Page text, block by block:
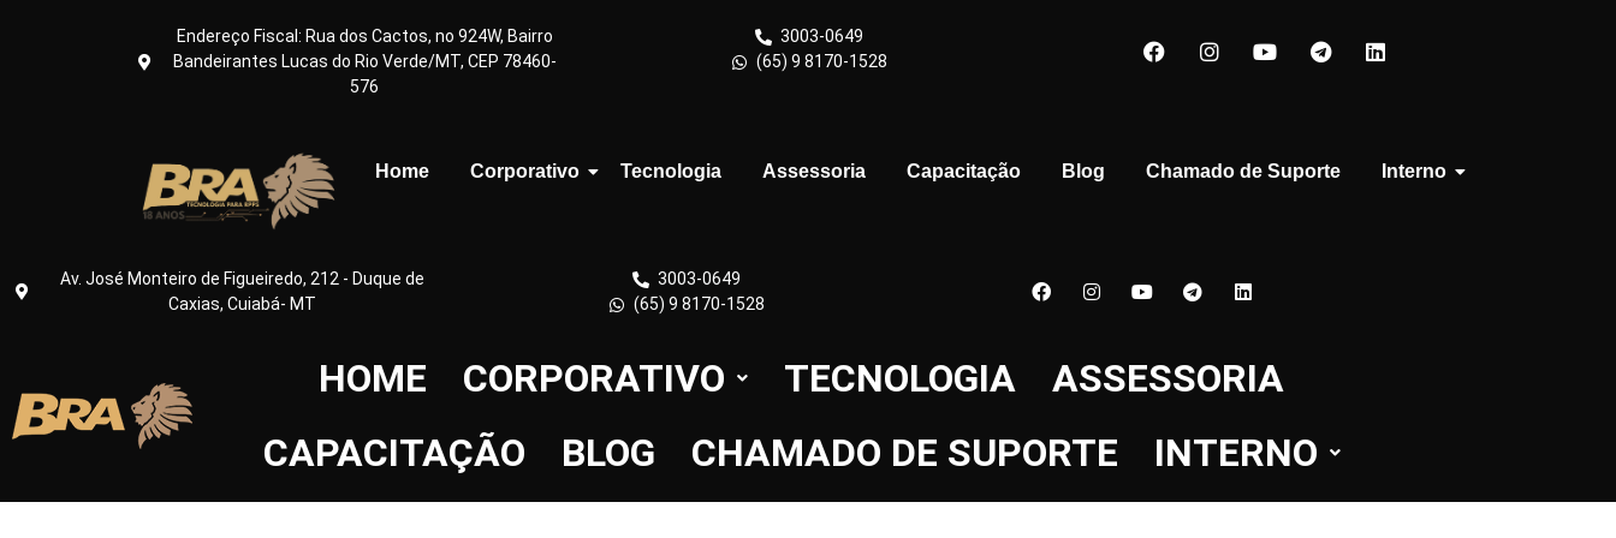
Endereço Fiscal: Rua dos Cactos, no 924W, Bairro
Bandeirantes Lucas do Rio Verde/MT, CEP 78460-
576
3003-0649
(65) 9 8170-1528
Home Corporativo Tecnologia Assessoria Capacitação Blog Chamado de Suporte Interno
Av. José Monteiro de Figueiredo, 212 - Duque de
Caxias, Cuiabá- MT
3003-0649
(65) 9 8170-1528
HOME CORPORATIVO TECNOLOGIA
ASSESSORIA
CAPACITAÇÃO
BLOG CHAMADO DE SUPORTE INTERNO